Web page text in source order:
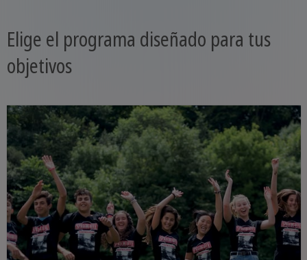
Elige el programa diseñado para tus
objetivos